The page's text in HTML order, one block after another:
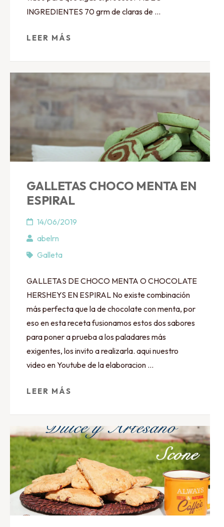
INGREDIENTES 70 grm de claras de …
LEER MÁS
GALLETAS CHOCO MENTA EN
ESPIRAL
14/06/2019
abelrn
Galleta
GALLETAS DE CHOCO MENTA O CHOCOLATE
HERSHEYS EN ESPIRAL No existe combinación
más perfecta que la de chocolate con menta, por
eso en esta receta fusionamos estos dos sabores
para poner a prueba a los paladares más
exigentes, los invito a realizarla. aqui nuestro
video en Youtube de la elaboracion …
LEER MÁS